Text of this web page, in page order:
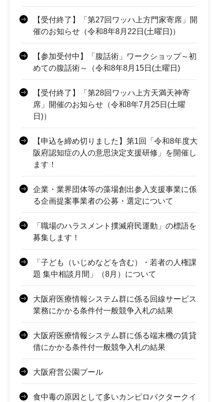
【受付終了】「第27回ワッハ上方門家寄席」開
催のお知らせ（令和8年8月22日(土曜日)）
【参加受付中】「腹話術」ワークショップ～初
めての腹話術～（令和8年8月15日(土曜日)
【受付終了】「第28回ワッハ上方天満天神寄
席」開催のお知らせ（令和8年7月25日(土曜
日)）
【申込を締め切りました】第1回「令和8年度大
阪府認知症の人の意思決定支援研修」を開催し
ます！
企業・業界団体等の藻場創出参入支援事業に係
る企画提案事業者の公募・選定について
「職場のハラスメント撲滅府民運動」の標語を
募集します！
「子ども（いじめなどを含む）・若者の人権課
題 集中相談月間」（8月）について
大阪府医療情報システム群に係る回線サービス
業務にかかる条件付一般競争入札の結果
大阪府医療情報システム群に係る端末機の賃貸
借にかかる条件付一般競争入札の結果
大阪府営公園プール
食中毒の原因として多いカンピロバクタークイ